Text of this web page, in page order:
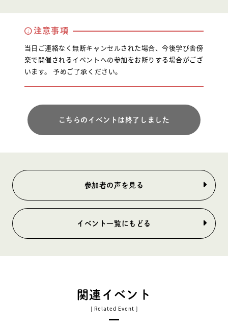
注意事項
当日ご連絡なく無断キャンセルされた場合、今後学び舎傍
楽で開催されるイベントへの参加をお断りする場合がござ
います。 予めご了承ください。
こちらのイベントは終了しました
参加者の声を見る
イベント一覧にもどる
関連イベント